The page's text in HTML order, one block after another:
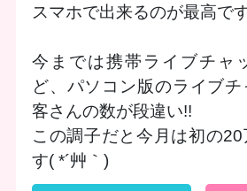
スマホで出来るのが最高で
今までは携帯ライブチャ
ど、パソコン版のライブ
客さんの数が段違い!!
この調子だと今月は初の
す( *´艸｀)